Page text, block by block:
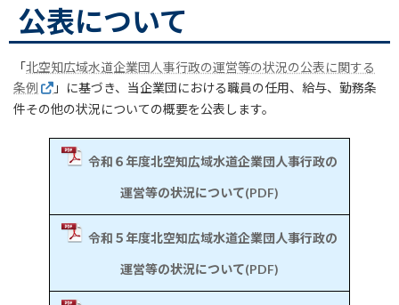
公表について
「北空知広域水道企業団人事行政の運営等の状況の公表に関する
条例
」に基づき、当企業団における職員の任用、給与、勤務条
件その他の状況についての概要を公表します。
令和６年度北空知広域水道企業団人事行政の
運営等の状況について(PDF)
令和５年度北空知広域水道企業団人事行政の
運営等の状況について(PDF)